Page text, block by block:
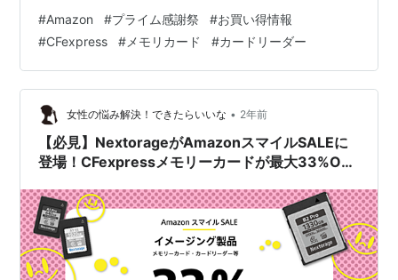
税込) CFexpress 2.0 Type A GOLD 120GB (-20%
￥15,840 税込) 240GB (-20% ￥19,840 税込) 480…
#Amazon #プライム感謝祭 #お買い得情報
#CFexpress # メモリカード #カードリーダー
女性の悩み解決！できたらいいな • 2年前
【必見】NextorageがAmazonスマイルSALEに
登場！CFexpressメモリーカードが最大33%OFF